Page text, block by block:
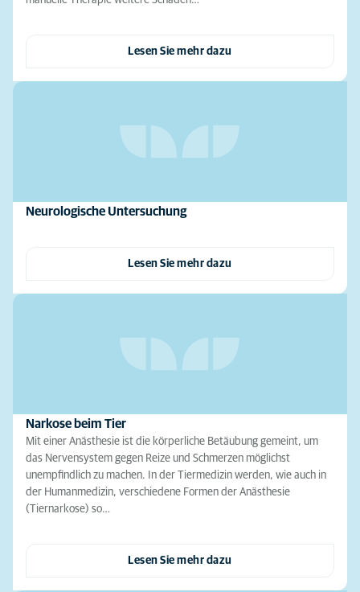
Lesen Sie mehr dazu
Neurologische Untersuchung
Lesen Sie mehr dazu
Narkose beim Tier
Mit einer Anästhesie ist die körperliche Betäubung gemeint, um
das Nervensystem gegen Reize und Schmerzen möglichst
unempfindlich zu machen. In der Tiermedizin werden, wie auch in
der Humanmedizin, verschiedene Formen der Anästhesie
(Tiernarkose) so…
Lesen Sie mehr dazu